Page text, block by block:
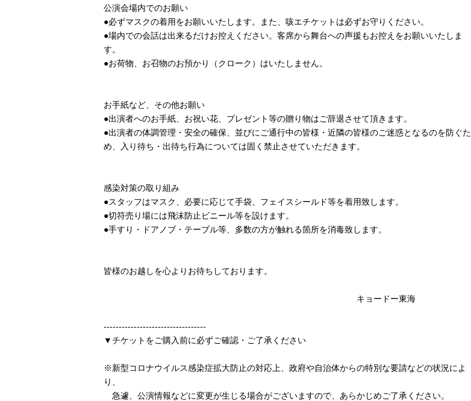
公演会場内でのお願い
●必ずマスクの着用をお願いいたします。また、咳エチケットは必ずお守りください。
●場内での会話は出来るだけお控えください。客席から舞台への声援もお控えをお願いいたしま
す。
●お荷物、お召物のお預かり（クローク）はいたしません。
お手紙など、その他お願い
●出演者へのお手紙、お祝い花、プレゼント等の贈り物はご辞退させて頂きます。
●出演者の体調管理・安全の確保、並びにご通行中の皆様・近隣の皆様のご迷惑となるのを防ぐた
め、入り待ち・出待ち行為については固く禁止させていただきます。
感染対策の取り組み
●スタッフはマスク、必要に応じて手袋、フェイスシールド等を着用致します。
●切符売り場には飛沫防止ビニール等を設けます。
●手すり・ドアノブ・テーブル等、多数の方が触れる箇所を消毒致します。
皆様のお越しを心よりお待ちしております。
キョードー東海
----------------------------------
▼チケットをご購入前に必ずご確認・ご了承ください
※新型コロナウイルス感染症拡大防止の対応上、政府や自治体からの特別な要請などの状況によ
り、
急遽、公演情報などに変更が生じる場合がございますので、あらかじめご了承ください。